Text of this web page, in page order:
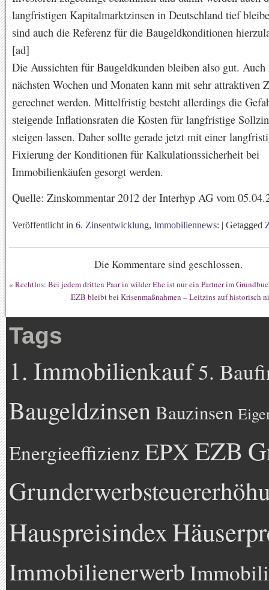
langfristigen Kapitalmarktzinsen in Deutschland tief
sind auch die Referenz für die Baugeldkonditionen
[ad]
Die Aussichten für Baugeldkunden bleiben also gut. Auch
nächsten Wochen und Monaten kann mit sehr attraktiven
gerechnet werden. Mittelfristig besteht allerdings die
steigende Inflationsraten die Kosten für langfristige
steigen lassen. Daher sollte gerade jetzt mit einer
Fixierung der Konditionen für Kalkulationssicherheit bei
Immobilienkäufen gesorgt werden.
Quelle: Zinskommentar 2012 der Interhyp AG vom
Veröffentlicht in 6. Zinsentwicklung, Immobiliennews: | Getagged
Die Kommentare sind geschlossen.
« Rechtlos: Bei jedem dritten Paar in wilder Ehe ist nur ein Partner im
EZB bleibt bei Krisenmaßnahmen – Leitzins auf historisch
Tags
1. Immobilienkauf5.
BaugeldzinsenBauzinsen
Energieeffizienz EPXEZB
Hauspreisindex
Immobilienerwerb